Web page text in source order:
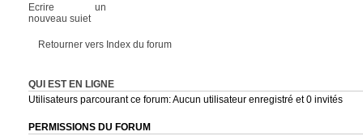
Ecrire un
nouveau sujet
Retourner vers Index du forum
QUI EST EN LIGNE
Utilisateurs parcourant ce forum: Aucun utilisateur enregistré et 0 invités
PERMISSIONS DU FORUM